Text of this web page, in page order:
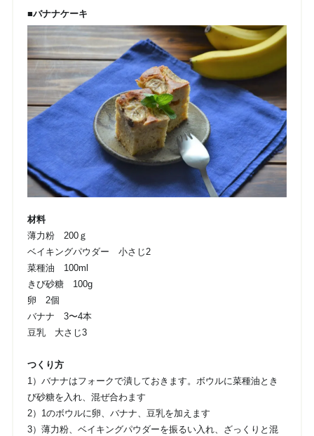
■バナナケーキ
材料
薄力粉 200ｇ
ベイキングパウダー 小さじ2
菜種油 100ml
きび砂糖 100g
卵 2個
バナナ 3〜4本
豆乳 大さじ3
つくり方
1）バナナはフォークで潰しておきます。ボウルに菜種油とき
び砂糖を入れ、混ぜ合わます
2）1のボウルに卵、バナナ、豆乳を加えます
3）薄力粉、ベイキングパウダーを振るい入れ、ざっくりと混